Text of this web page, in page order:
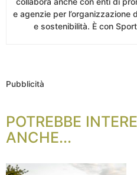
e agenzie per
e sostenibilità. È con
Pubblicità
POTREBBE
ANCHE...